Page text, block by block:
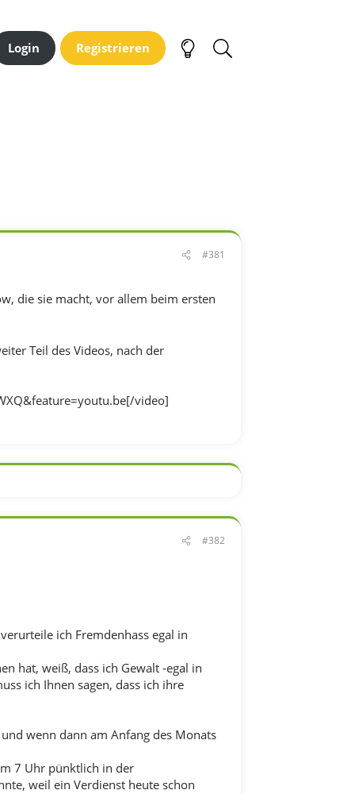
Login Registrieren
#381
die sie macht, vor allem beim ersten
Teil des Videos, nach der
video]
#382
ich Fremdenhass egal in
hat, weiß, dass ich Gewalt -egal in
ich Ihnen sagen, dass ich ihre
wenn dann am Anfang des Monats
7 Uhr pünktlich in der
weil ein Verdienst heute schon